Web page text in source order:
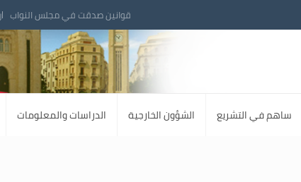
قوانين صدقت في مجلس النواب
ساهم في التشريع الشؤون الخارجية الدراسات والمعلومات